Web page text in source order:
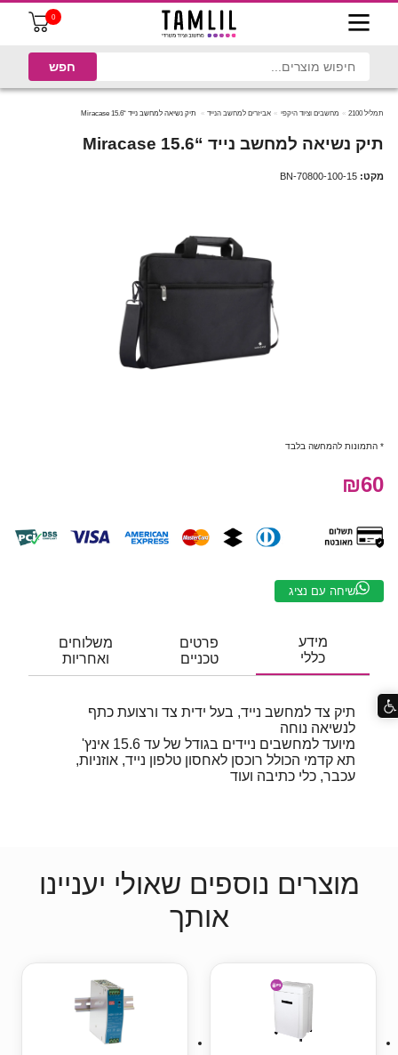
0
תמליל 2100 מחשבים וציוד היקפי אביזרים למחשב הנייד ‏תיק נשיאה למחשב נייד “15.6 Miracase
‏תיק נשיאה למחשב נייד “15.6 Miracase
מקט: BN-70800-100-15
* התמונות להמחשה בלבד
₪60
שיחה עם נציג
מידע
כללי
פרטים
טכניים
משלוחים
ואחריות
תיק צד למחשב נייד, בעל ידית צד ורצועת כתף
לנשיאה נוחה
מיועד למחשבים ניידים בגודל של עד 15.6 אינץ'
תא קדמי הכולל רוכסן לאחסון טלפון נייד, אוזניות,
עכבר, כלי כתיבה ועוד
מוצרים נוספים שאולי יעניינו
אותך